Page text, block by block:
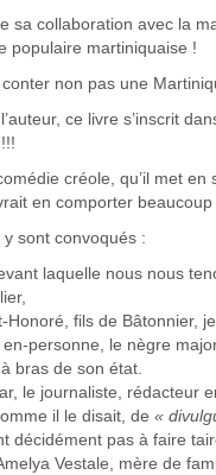
sa collaboration avec la
populaire martiniquaise !
conter non pas une
ce livre s’inscrit
créole, qu’il met
en comporter beaucoup
sont convoqués :
laquelle nous nous
Honoré, fils de Bâtonnier,
personne, le nègre
bras de son état.
le journaliste, rédacteur
il le disait, de «
décidément pas à faire
Vestale, mère de